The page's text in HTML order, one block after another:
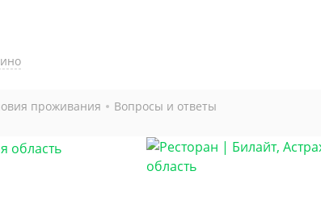
проживания Вопросы и ответы